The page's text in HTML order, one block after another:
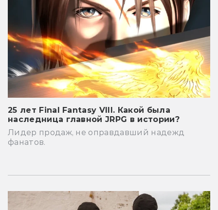
25 лет Final Fantasy VIII. Какой была
наследница главной JRPG в истории?
Лидер продаж, не оправдавший надежд
фанатов.